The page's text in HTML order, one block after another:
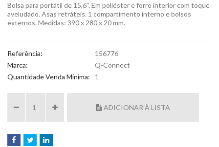
Bolsa para portátil de 15,6''. Em poliéster e forro interior com toque
aveludado. Asas retráteis. 1 compartimento interno e bolsos
externos. Medidas: 390 x 280 x 20 mm.
Referência:
156776
Marca:
Q-Connect
Quantidade Venda Mínima:
1
ADICIONAR À LISTA